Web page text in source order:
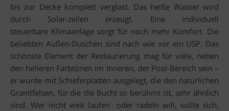
bis zur Decke komplett verglast. Das heiße Wasser wird
durch Solar-zellen erzeugt. Eine individuell
steuerbare Klimaanlage sorgt für noch mehr Komfort. Die
beliebten Außen-Duschen sind nach wie vor ein USP. Das
schönste Element der Restaurierung mag für viele, neben
den helleren Farbtönen im Inneren, der Pool-Bereich sein –
er wurde mit Schieferplatten ausgelegt, die den natürlichen
Granitfelsen, für die die Bucht so berühmt ist, sehr ähnlich
sind. Wer nicht weit laufen oder radeln will, sollte sich,